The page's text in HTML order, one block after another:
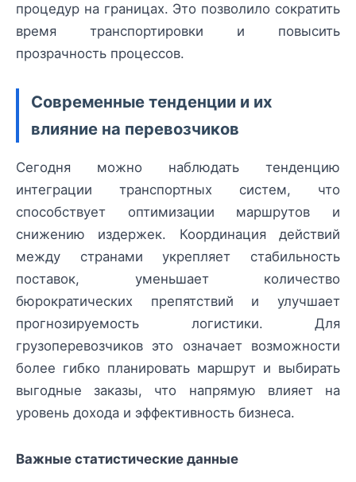
процедур на границах. Это позволило сократить
время транспортировки и повысить
прозрачность процессов.
Современные тенденции и их
влияние на перевозчиков
Сегодня можно наблюдать тенденцию
интеграции транспортных систем, что
способствует оптимизации маршрутов и
снижению издержек. Координация действий
между странами укрепляет стабильность
поставок, уменьшает количество
бюрократических препятствий и улучшает
прогнозируемость логистики. Для
грузоперевозчиков это означает возможности
более гибко планировать маршрут и выбирать
выгодные заказы, что напрямую влияет на
уровень дохода и эффективность бизнеса.
Важные статистические данные